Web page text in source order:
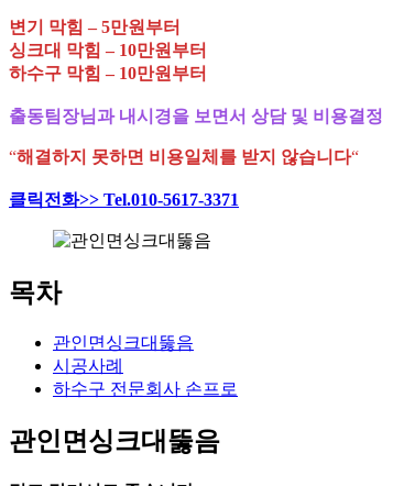
변기 막힘 – 5만원부터
싱크대 막힘 – 10만원부터
하수구 막힘 – 10만원부터
출동팀장님과 내시경을 보면서 상담 및 비용결정
“해결하지 못하면 비용일체를 받지 않습니다“
클릭전화>> Tel.010-5617-3371
목차
관인면싱크대뚫음
시공사례
하수구 전문회사 손프로
관인면싱크대뚫음